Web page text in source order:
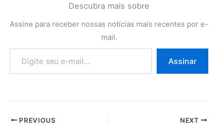
Descubra mais sobre
Assine para receber nossas notícias mais recentes por e-
mail.
e-
Assinar
PREVIOUS NEXT